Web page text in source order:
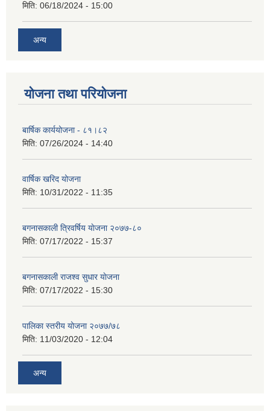
मिति: 06/18/2024 - 15:00
अन्य
योजना तथा परियोजना
बार्षिक कार्ययोजना - ८१।८२
मिति: 07/26/2024 - 14:40
वार्षिक खरिद योजना
मिति: 10/31/2022 - 11:35
बगनासकाली त्रिवर्षिय याेजना २०७७-८०
मिति: 07/17/2022 - 15:37
बगनासकाली राजश्व सुधार याेजना
मिति: 07/17/2022 - 15:30
पालिका स्तरीय योजना २०७७/७८
मिति: 11/03/2020 - 12:04
अन्य